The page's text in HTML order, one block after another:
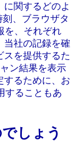
関するどのよ
、ブラウザタ
を、それぞれ
当社の記録を確
スを提供するた
ン結果を表示
するために、お
することもあ
しょう